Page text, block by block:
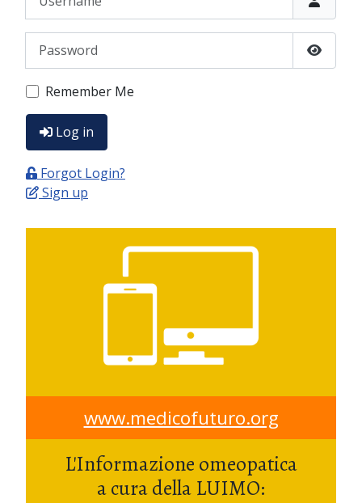
Password
Show
Remember Me
Log in
Forgot Login?
Sign up
www.medicofuturo.org
L'Informazione omeopatica
a cura della LUIMO: